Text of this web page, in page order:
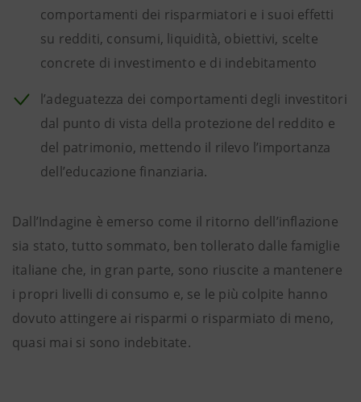
comportamenti dei risparmiatori e i suoi effetti
su redditi, consumi, liquidità, obiettivi, scelte
concrete di investimento e di indebitamento
l’adeguatezza dei comportamenti degli investitori
dal punto di vista della protezione del reddito e
del patrimonio, mettendo il rilevo l’importanza
dell’educazione finanziaria.
Dall’Indagine è emerso come il ritorno dell’inflazione
sia stato, tutto sommato, ben tollerato dalle famiglie
italiane che, in gran parte, sono riuscite a mantenere
i propri livelli di consumo e, se le più colpite hanno
dovuto attingere ai risparmi o risparmiato di meno,
quasi mai si sono indebitate.